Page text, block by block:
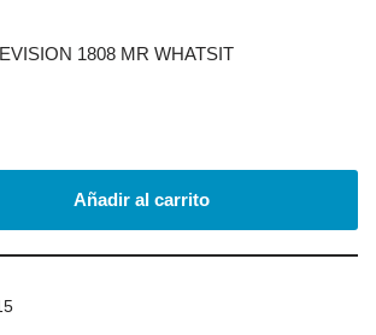
1808 MR WHATSIT
Añadir al carrito